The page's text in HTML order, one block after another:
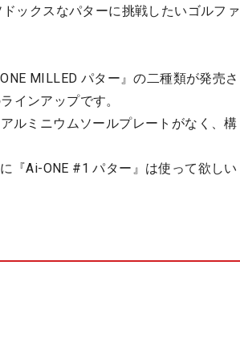
ックスなパターに挑戦したいゴルファ
MILLED パター』の二種類が発売さ
インアップです。
ルミニウムソールプレートがなく、構
『Ai-ONE #1 パター』は使って欲しい